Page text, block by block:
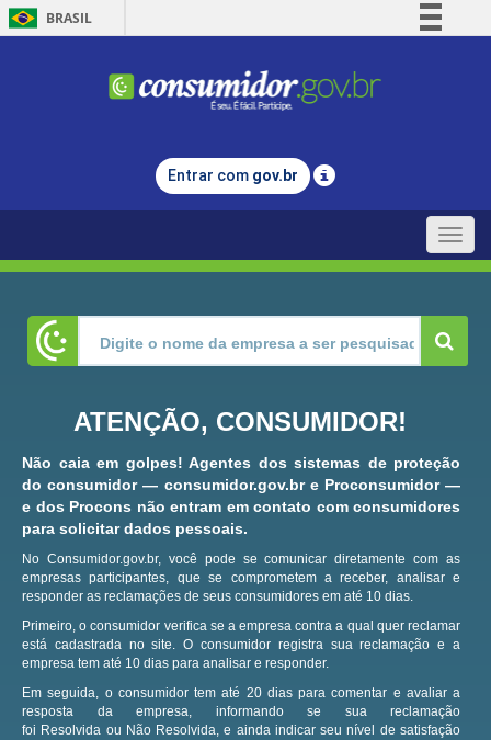
BRASIL
Comunica BR
Legislação
Entrar com gov.br
Toggle
ATENÇÃO, CONSUMIDOR!
Não caia em golpes! Agentes dos sistemas de proteção
do consumidor — consumidor.gov.br e Proconsumidor —
e dos Procons não entram em contato com consumidores
para solicitar dados pessoais.
No Consumidor.gov.br, você pode se comunicar diretamente com as
empresas participantes, que se comprometem a receber, analisar e
responder as reclamações de seus consumidores em até 10 dias.
Primeiro, o consumidor verifica se a empresa contra a qual quer reclamar
está cadastrada no site.O consumidor registra sua reclamação e a
empresa tem até 10 dias para analisar e responder.
Em seguida, o consumidor tem até 20 dias para comentar e avaliar a
resposta da empresa, informando se sua reclamação
foi Resolvida ou Não Resolvida, e ainda indicar seu nível de satisfação